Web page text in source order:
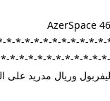
AzerSpace
*-*-*-*-*-*-*-*-*-*-
*-*-*-*-*-*-*-*-*-*-
ليفربول وريال مدريد على